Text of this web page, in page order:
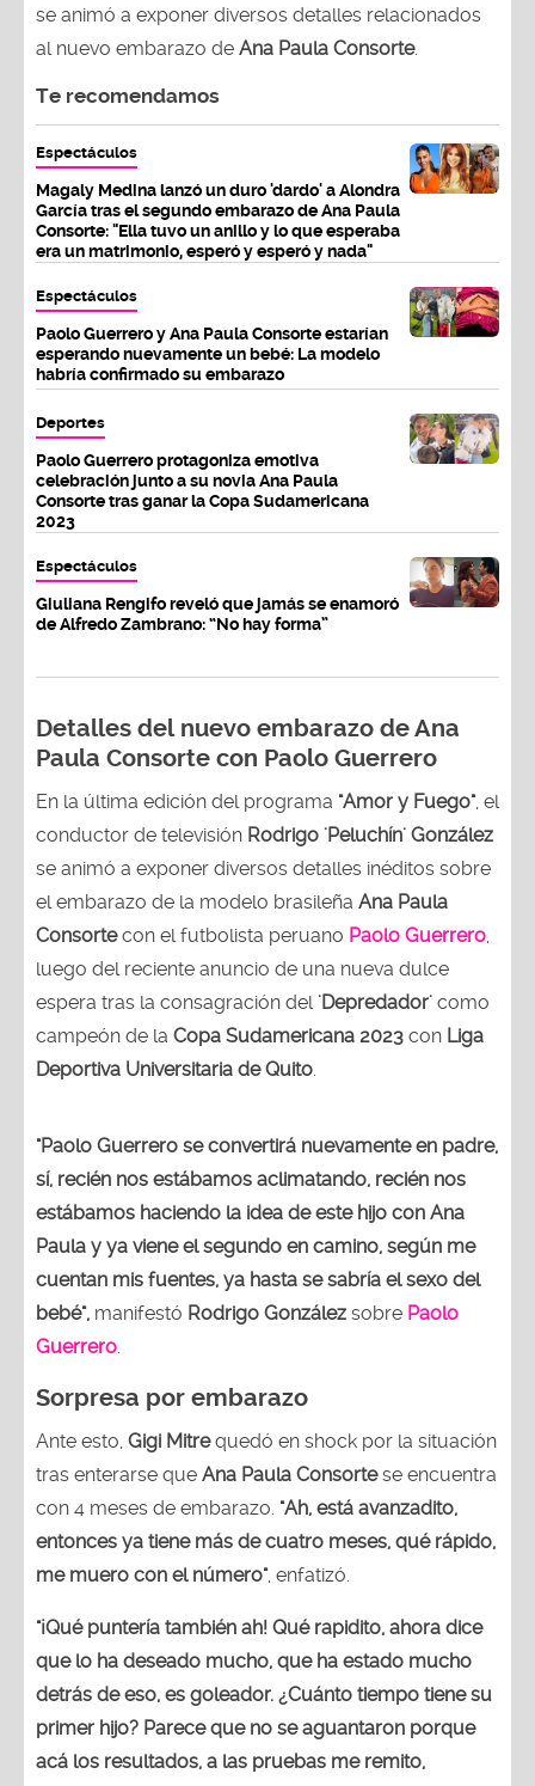
se animó a exponer diversos detalles relacionados
al nuevo embarazo de Ana Paula Consorte.
Te recomendamos
Espectáculos
Magaly Medina lanzó un duro 'dardo' a Alondra
García tras el segundo embarazo de Ana Paula
Consorte: "Ella tuvo un anillo y lo que esperaba
era un matrimonio, esperó y esperó y nada"
Espectáculos
Paolo Guerrero y Ana Paula Consorte estarían
esperando nuevamente un bebé: La modelo
habría confirmado su embarazo
Deportes
Paolo Guerrero protagoniza emotiva
celebración junto a su novia Ana Paula
Consorte tras ganar la Copa Sudamericana
2023
Espectáculos
Giuliana Rengifo reveló que jamás se enamoró
de Alfredo Zambrano: “No hay forma”
Detalles del nuevo embarazo de Ana
Paula Consorte con Paolo Guerrero
En la última edición del programa "Amor y Fuego", el
conductor de televisión Rodrigo 'Peluchín' González
se animó a exponer diversos detalles inéditos sobre
el embarazo de la modelo brasileña Ana Paula
Consortecon el futbolista peruano Paolo Guerrero
luego del reciente anuncio de una nueva dulce
espera tras la consagración del 'Depredador' como
campeón de la Copa Sudamericana 2023 con Liga
Deportiva Universitaria de Quito
"Paolo Guerrero se convertirá nuevamente en padre,
sí, recién nos estábamos aclimatando, recién nos
estábamos haciendo la idea de este hijo con Ana
Paula y ya viene el segundo en camino, según me
cuentan mis fuentes, ya hasta se sabría el sexo del
bebé", manifestó Rodrigo González sobre Paolo
Guerrero
Sorpresa por embarazo
Ante esto, Gigi Mitrequedó en shock por la situación
tras enterarse que Ana Paula Consortese encuentra
con 4 meses de embarazo. "Ah, está avanzadito,
entonces ya tiene más de cuatro meses, qué rápido,
me muero con el número", enfatizó.
"¡Qué puntería también ah! Qué rapidito, ahora dice
que lo ha deseado mucho, que ha estado mucho
detrás de eso, es goleador. ¿Cuánto tiempo tiene su
primer hijo? Parece que no se aguantaron porque
acá los resultados, a las pruebas me remito,